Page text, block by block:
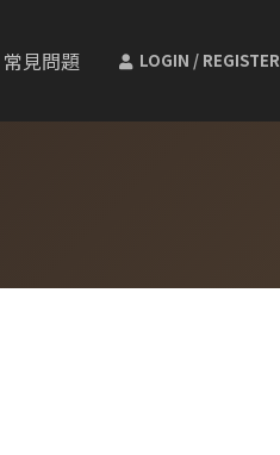
常見問題 LOGIN / REGISTER